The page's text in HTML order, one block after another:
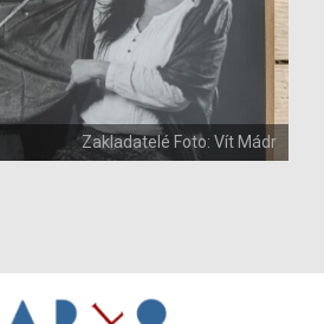
Zakladatelé Foto: Vít Mádr